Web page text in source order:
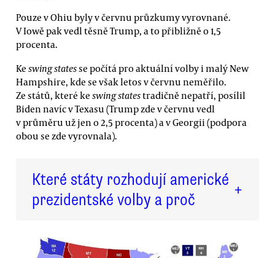
Pouze v Ohiu byly v červnu průzkumy vyrovnané.
V Iowě pak vedl těsně Trump, a to přibližně o 1,5
procenta.
Ke swing statesse počítá pro aktuální volby i malý New
Hampshire, kde se však letos v červnu neměřilo.
Ze států, které ke swing statestradičně nepatří, posílil
Biden navíc v Texasu (Trump zde v červnu vedl
v průměru už jen o 2,5 procenta) a v Georgii (podpora
obou se zde vyrovnala).
Které státy rozhodují americké
prezidentské volby a proč
+